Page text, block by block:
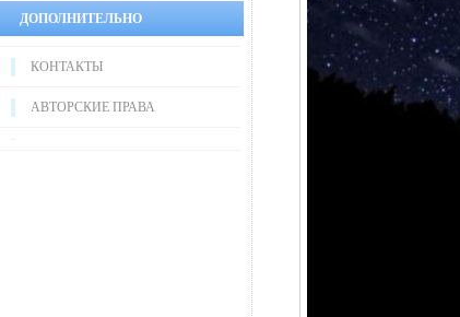
ДОПОЛНИТЕЛЬНО
КОНТАКТЫ
АВТОРСКИЕ ПРАВА